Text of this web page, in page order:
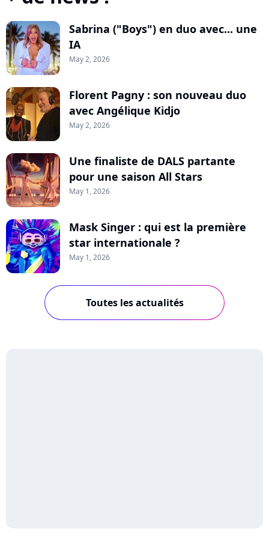
Sabrina ("Boys") en duo avec... une
IA
May 2, 2026
Florent Pagny : son nouveau duo
avec Angélique Kidjo
May 2, 2026
Une finaliste de DALS partante
pour une saison All Stars
May 1, 2026
Mask Singer : qui est la première
star internationale ?
May 1, 2026
Toutes les actualités